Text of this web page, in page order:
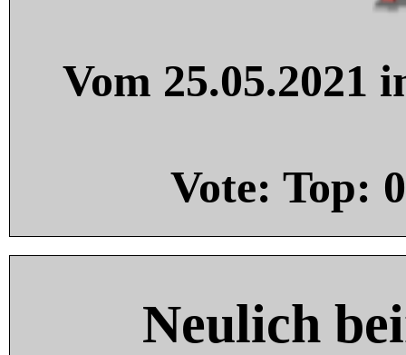
Vom 25.05.2021
Vote: Top: 0
Neulich